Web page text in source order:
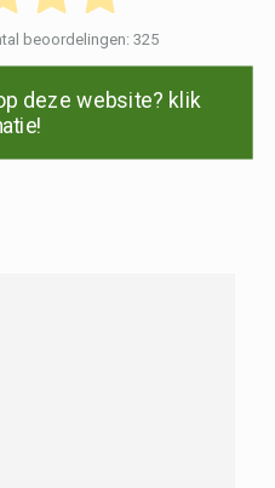
beoordelingen:325
deze website? klik